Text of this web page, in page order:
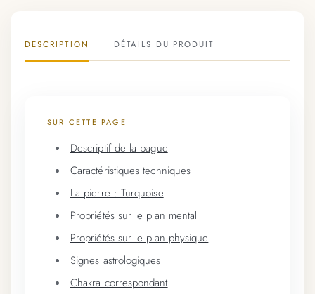
DESCRIPTION DÉTAILS DU PRODUIT
SUR CETTE PAGE
Descriptif de la bague
Caractéristiques techniques
La pierre : Turquoise
Propriétés sur le plan mental
Propriétés sur le plan physique
Signes astrologiques
Chakra correspondant